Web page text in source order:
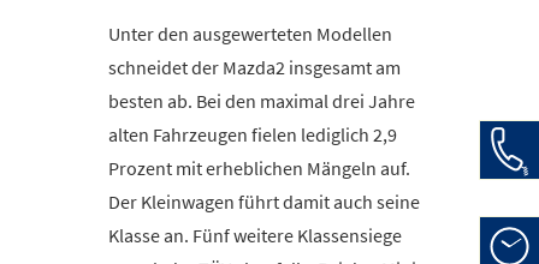
Unter den ausgewerteten Modellen
schneidet der Mazda2 insgesamt am
besten ab. Bei den maximal drei Jahre
alten Fahrzeugen fielen lediglich 2,9
Prozent mit erheblichen Mängeln auf.
Der Kleinwagen führt damit auch seine
Klasse an. Fünf weitere Klassensiege